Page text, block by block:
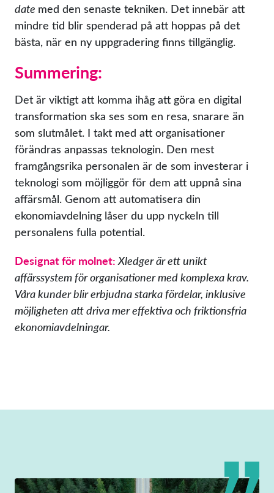
date med den senaste tekniken. Det innebär att
mindre tid blir spenderad på att hoppas på det
bästa, när en ny uppgradering finns tillgänglig.
Summering:
Det är viktigt att komma ihåg att göra en digital
transformation ska ses som en resa, snarare än
som slutmålet. I takt med att organisationer
förändras anpassas teknologin. Den mest
framgångsrika personalen är de som investerar i
teknologi som möjliggör för dem att uppnå sina
affärsmål. Genom att automatisera din
ekonomiavdelning låser du upp nyckeln till
personalens fulla potential.
Designat för molnet:Xledger är ett unikt
affärssystem för organisationer med komplexa krav.
Våra kunder blir erbjudna starka fördelar, inklusive
möjligheten att driva mer effektiva och friktionsfria
ekonomiavdelningar.